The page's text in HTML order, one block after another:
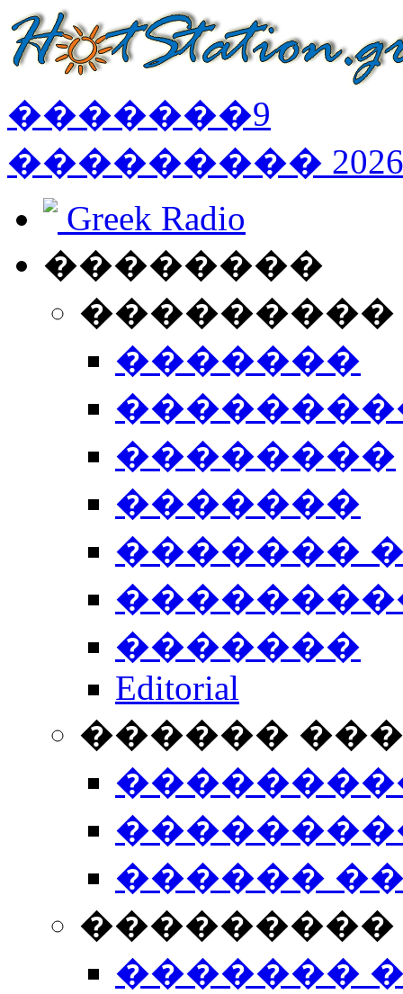
�������9
��������� 2026
Greek Radio
��������
�������
��������
�������
�������
�������
Editorial
������
������
���������
�������